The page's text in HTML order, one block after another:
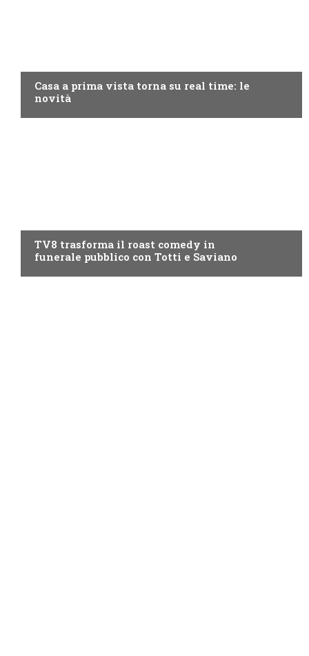
Casa a prima vista torna su real time: le
novità
TV8 trasforma il roast comedy in
funerale pubblico con Totti e Saviano